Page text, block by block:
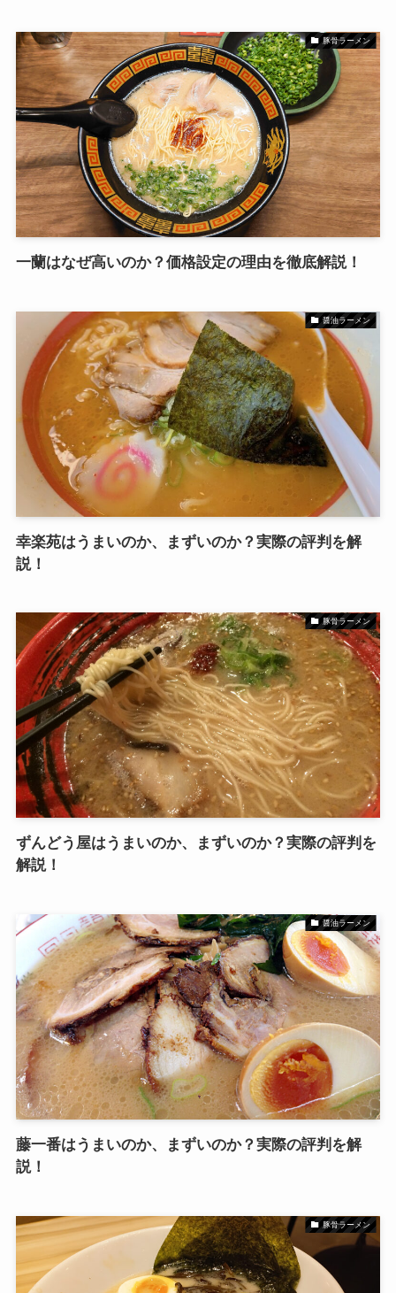
豚骨ラーメン
一蘭はなぜ高いのか？価格設定の理由を徹底解説！
醤油ラーメン
幸楽苑はうまいのか、まずいのか？実際の評判を解
説！
豚骨ラーメン
ずんどう屋はうまいのか、まずいのか？実際の評判を
解説！
醤油ラーメン
藤一番はうまいのか、まずいのか？実際の評判を解
説！
豚骨ラーメン